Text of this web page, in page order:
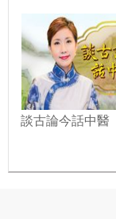
談古論今話中醫